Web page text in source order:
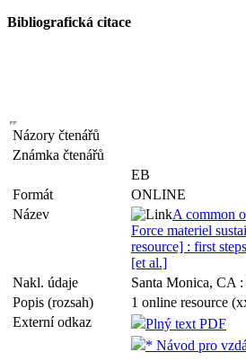
Bibliografická citace
Názory čtenářů
Známka čtenářů
EB
Formát
ONLINE
Název
A common
Force materiel
resource] : first
[et al.]
Nakl. údaje
Santa Monica, CA
Popis (rozsah)
1 online resource
Externí odkaz
Plný text PDF
* Návod pro